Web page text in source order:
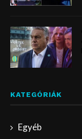
KATEGÓRIÁK
Egyéb